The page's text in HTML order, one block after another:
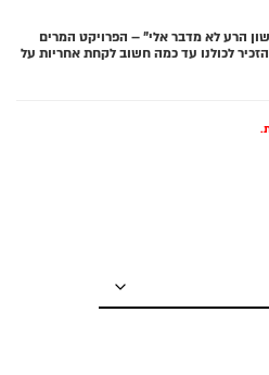
הרע לא מדבר אלי" – הפרויקט המרים
לכולנו עד כמה חשוב לקחת אחריות על